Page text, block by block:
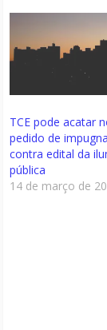
TCE pode acatar
pedido de
contra edital da
pública
14 de março de